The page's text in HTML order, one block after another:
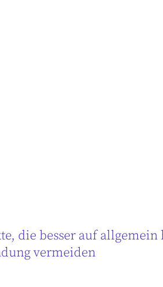
die besser auf allgemein
vermeiden